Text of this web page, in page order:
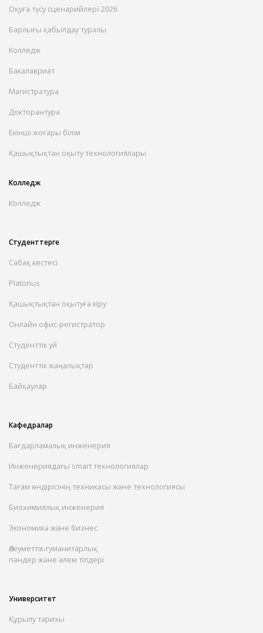
Оқуға түсу сценарийлері-2026
Барлығы қабылдау туралы
Колледж
Бакалавриат
Магистратура
Докторантура
Екінші жоғары білім
Қашықтықтан оқыту технологиялары
Колледж
Колледж
Студенттерге
Сабақ кестесі
Platonus
Қашықтықтан оқытуға кіру
Онлайн офис-регистратор
Студенттік үй
Студенттік жаңалықтар
Байқаулар
Кафедралар
Бағдарламалық инженерия
Инженериядағы smart технологиялар
Тағам өндірісінің техникасы және технологиясы
Биохимиялық инженерия
Экономика және бизнес
Әлеуметтік-гуманитарлық
пәндер және әлем тілдері
Университет
Құрылу тарихы